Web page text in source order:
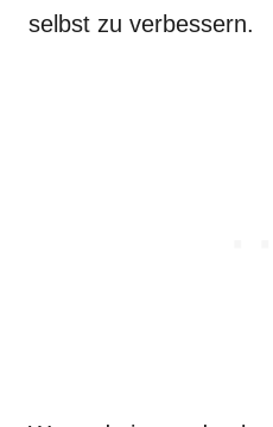
selbst zu verbessern.